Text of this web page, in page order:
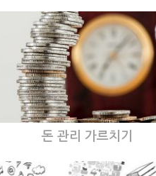
돈 관리 가르치기